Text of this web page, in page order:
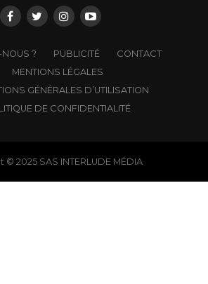
? PUBLICITÉ
CONTACT
MENTIONS LÉGALES
GÉNÉRALES D’UTILISATION
DE CONFIDENTIALITÉ
© 2025 SAS INTERLUDE MÉDIA